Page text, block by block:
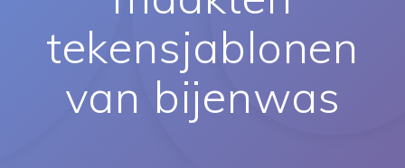
tekensjablonen
van bijenwas